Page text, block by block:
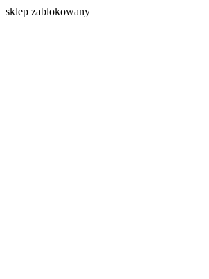
sklep zablokowany